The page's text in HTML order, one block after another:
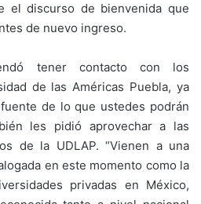
el discurso de bienvenida que
de nuevo ingreso.
tener contacto con los
de las Américas Puebla, ya
de lo que ustedes podrán
les pidió aprovechar a las
de la UDLAP. “Vienen a una
en este momento como la
privadas en México,